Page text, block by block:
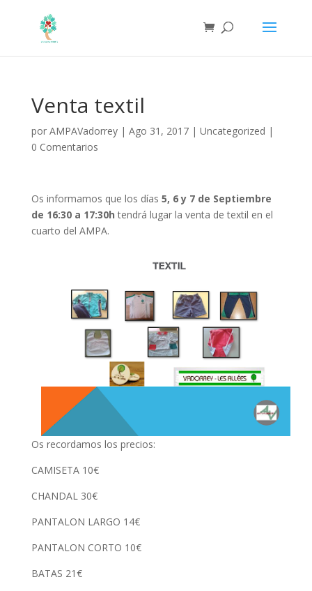
Venta textil
por AMPAVadorrey| Ago 31, 2017| Uncategorized |
0 Comentarios
Os informamos que los días 5, 6 y 7 de Septiembre
de 16:30 a 17:30h tendrá lugar la venta de textil en el
cuarto del AMPA.
Os recordamos los precios:
CAMISETA 10€
CHANDAL 30€
PANTALON LARGO 14€
PANTALON CORTO 10€
BATAS 21€